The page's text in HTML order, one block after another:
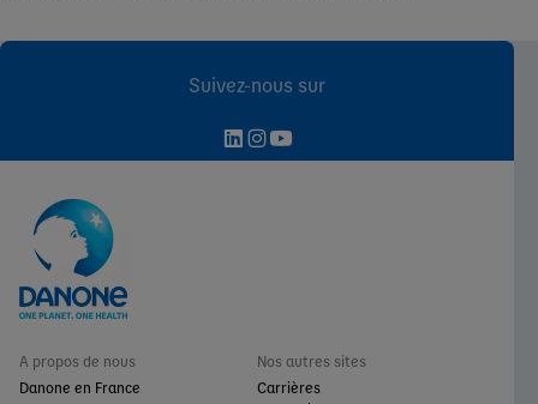
Suivez-nous sur
A propos de nous
Danone en France
Nos autres sites
Carrières